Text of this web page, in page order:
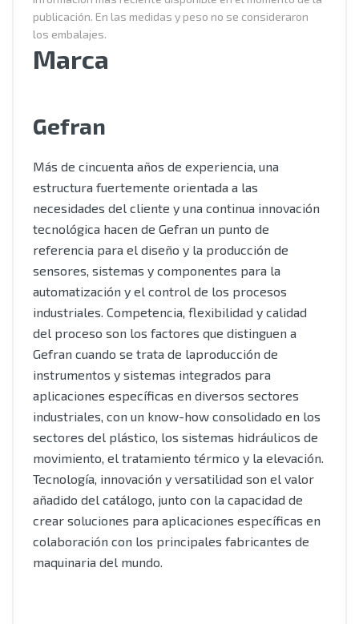
publicación. En las medidas y peso no se consideraron
los embalajes.
Marca
Gefran
Más de cincuenta años de experiencia, una
estructura fuertemente orientada a las
necesidades del cliente y una continua innovación
tecnológica hacen de Gefran un punto de
referencia para el diseño y la producción de
sensores, sistemas y componentes para la
automatización y el control de los procesos
industriales. Competencia, flexibilidad y calidad
del proceso son los factores que distinguen a
Gefran cuando se trata de laproducción de
instrumentos y sistemas integrados para
aplicaciones específicas en diversos sectores
industriales, con un know-how consolidado en los
sectores del plástico, los sistemas hidráulicos de
movimiento, el tratamiento térmico y la elevación.
Tecnología, innovación y versatilidad son el valor
añadido del catálogo, junto con la capacidad de
crear soluciones para aplicaciones específicas en
colaboración con los principales fabricantes de
maquinaria del mundo.